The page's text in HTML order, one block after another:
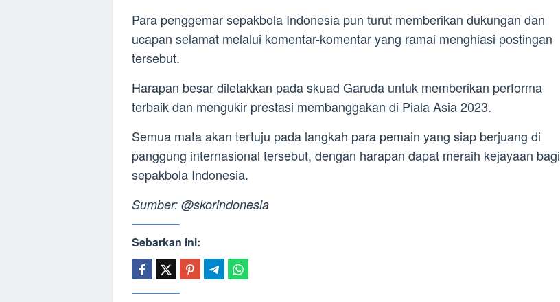
Para penggemar sepakbola Indonesia pun turut memberikan dukungan dan
ucapan selamat melalui komentar-komentar yang ramai menghiasi postingan
tersebut.
Harapan besar diletakkan pada skuad Garuda untuk memberikan performa
terbaik dan mengukir prestasi membanggakan di Piala Asia 2023.
Semua mata akan tertuju pada langkah para pemain yang siap berjuang di
panggung internasional tersebut, dengan harapan dapat meraih kejayaan bagi
sepakbola Indonesia.
Sumber: @skorindonesia
Sebarkan ini: